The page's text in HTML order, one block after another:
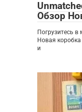
Обзор
Погрузитесь
Новая
и